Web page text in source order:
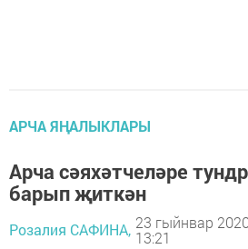
АРЧА ЯҢАЛЫКЛАРЫ
Арча сәяхәтчеләре
барып җиткән
Розалия САФИНА, 23 гыйнвар
13:21